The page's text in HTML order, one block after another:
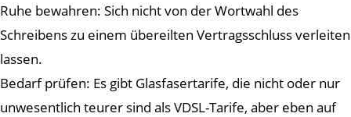
Ruhe bewahren: Sich nicht von der Wortwahl des
Schreibens zu einem übereilten Vertragsschluss verleiten
lassen.
Bedarf prüfen: Es gibt Glasfasertarife, die nicht oder nur
unwesentlich teurer sind als VDSL-Tarife, aber eben auf